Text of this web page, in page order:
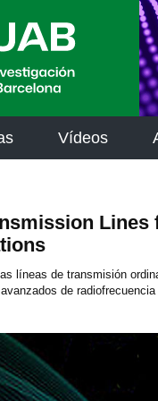
Vídeos
Lines
líneas de transmisión
de